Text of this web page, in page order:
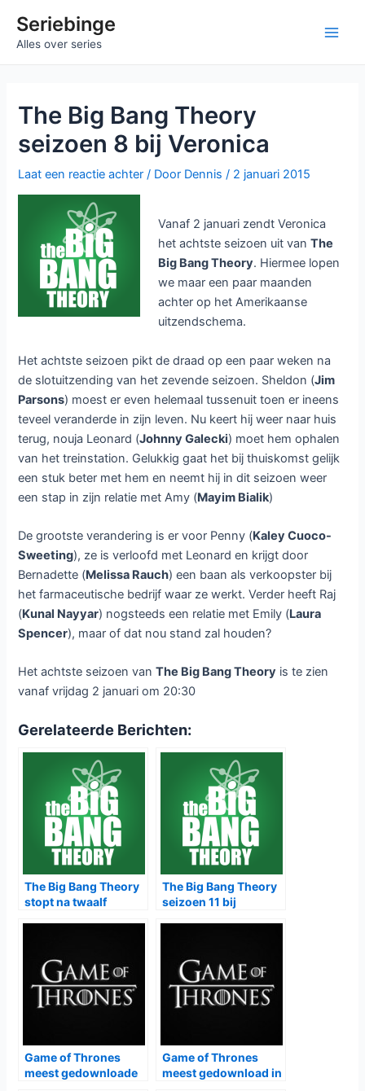
naarSeriebinge
Alles over series
The Big Bang Theory
seizoen 8 bij Veronica
Laat een reactie achter / Door Dennis/ 2 januari 2015
Vanaf 2 januari zendt Veronica
het achtste seizoen uit vanThe
Big Bang Theory. Hiermee lopen
we maar een paar maanden
achter op het Amerikaanse
uitzendschema.
Het achtste seizoen pikt de draad op een paar weken na
de slotuitzending van het zevende seizoen. Sheldon (Jim
Parsons) moest er even helemaal tussenuit toen er ineens
teveel veranderde in zijn leven. Nu keert hij weer naar huis
terug, nouja Leonard (Johnny Galecki) moet hem ophalen
van het treinstation. Gelukkig gaat het bij thuiskomst gelijk
een stuk beter met hem en neemt hij in dit seizoen weer
een stap in zijn relatie met Amy (Mayim Bialik)
De grootste verandering is er voor Penny (Kaley Cuoco-
Sweeting), ze is verloofd met Leonard en krijgt door
Bernadette (Melissa Rauch) een baan als verkoopster bij
het farmaceutische bedrijf waar ze werkt. Verder heeft Raj
(Kunal Nayyar) nogsteeds een relatie met Emily (Laura
Spencer), maar of dat nou stand zal houden?
Het achtste seizoen vanThe Big Bang Theory is te zien
vanaf vrijdag 2 januari om 20:30
Gerelateerde Berichten:
The Big Bang Theory
stopt na twaalf
The Big Bang Theory
seizoen 11 bij
Game of Thrones
meest gedownloade
Game of Thrones
meest gedownload in